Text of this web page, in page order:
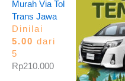
Murah Via Tol
Trans Jawa
Dinilai
5.00 dari
5
Rp210.000